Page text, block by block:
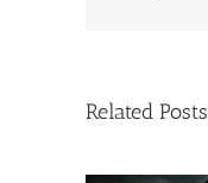
Related Posts